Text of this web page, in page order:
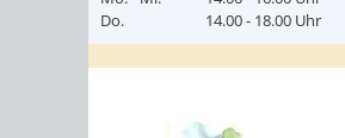
Do.
14.00 - 18.00 Uhr